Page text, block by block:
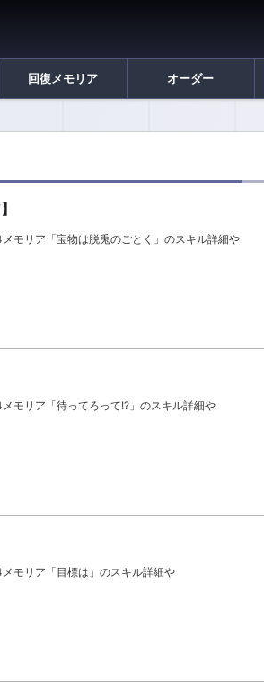
回復メモリア オーダー
モリア「宝物は脱兎のごとく」のスキル詳細や
モリア「待ってろって!?」のスキル詳細や
モリア「目標は」のスキル詳細や